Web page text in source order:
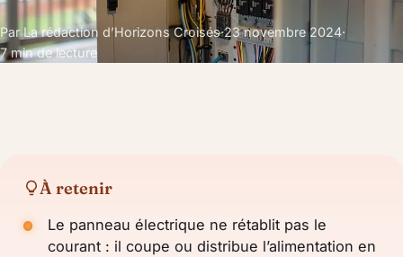
Par La rédaction d’Horizons Croisés·23 novembre 2024·
7 min de lecture
À retenir
Le panneau électrique ne rétablit pas le
courant : il coupe ou distribue l’alimentation en